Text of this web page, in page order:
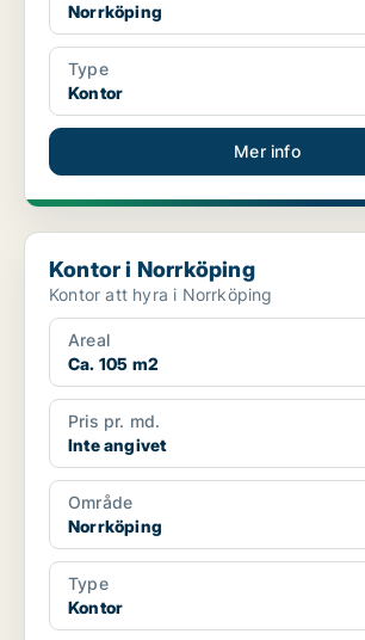
Norrköping
Type
Kontor
Mer info
Kontor i Norrköping
Kontor i Norrköping
Kontor att hyra i Norrköping
Areal
Ca. 105 m2
Pris pr. md.
Inte angivet
Område
Norrköping
Type
Kontor